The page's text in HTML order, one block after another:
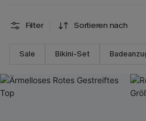
Filter Sortieren nach
Sale Bikini-Set